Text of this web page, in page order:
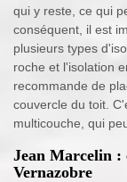
qui y reste, ce qui
conséquent, il est
plusieurs types
roche et l'isolation
recommande de
couvercle du toit.
multicouche, qui
Jean Marcelin :
Vernazobre